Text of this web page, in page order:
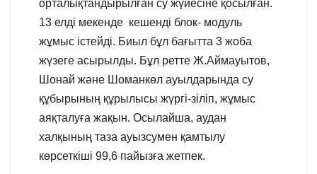
орталықтандырылған су жүйесіне қосылған.
13 елді мекенде кешенді блок- модуль
жұмыс істейді. Биыл бұл бағытта 3 жоба
жүзеге асырылды. Бұл ретте Ж.Аймауытов,
Шонай және Шоманкөл ауылдарында су
құбырының құрылысы жүргі-зіліп, жұмыс
аяқталуға жақын. Осылайша, аудан
халқының таза ауызсумен қамтылу
көрсеткіші 99,6 пайызға жетпек.